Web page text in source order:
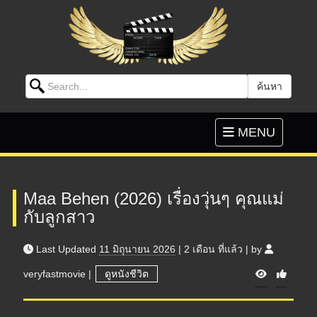
Search for: ค้นหา
Toggle
navigation
MENU
Maa Behen (2026) เรื่องวุ่นๆ คุณแม่
กับลูกสาว
Last Updated 11 มิถุนายน 2026 | 2 เดือน ที่แล้ว | by
veryfastmovie | ดูหนังชีวิต V
i